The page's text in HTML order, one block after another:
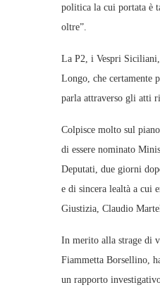
politica la cui portata è
oltre”.
La P2, i Vespri
Longo, che certamente
parla attraverso gli atti
Colpisce molto sul
di essere nominato
Deputati, due giorni
e di sincera lealtà a cui
Giustizia, Claudio
In merito alla strage di
Fiammetta Borsellino,
un rapporto